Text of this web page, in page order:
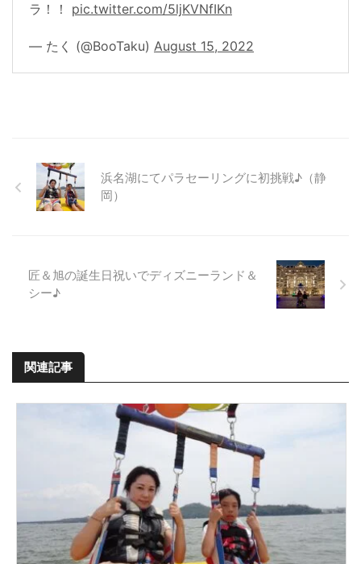
ラ！！ pic.twitter.com/5ljKVNfIKn
— たく (@BooTaku) August 15, 2022
浜名湖にてパラセーリングに初挑戦♪（静
岡）
匠＆旭の誕生日祝いでディズニーランド＆
シー♪
関連記事